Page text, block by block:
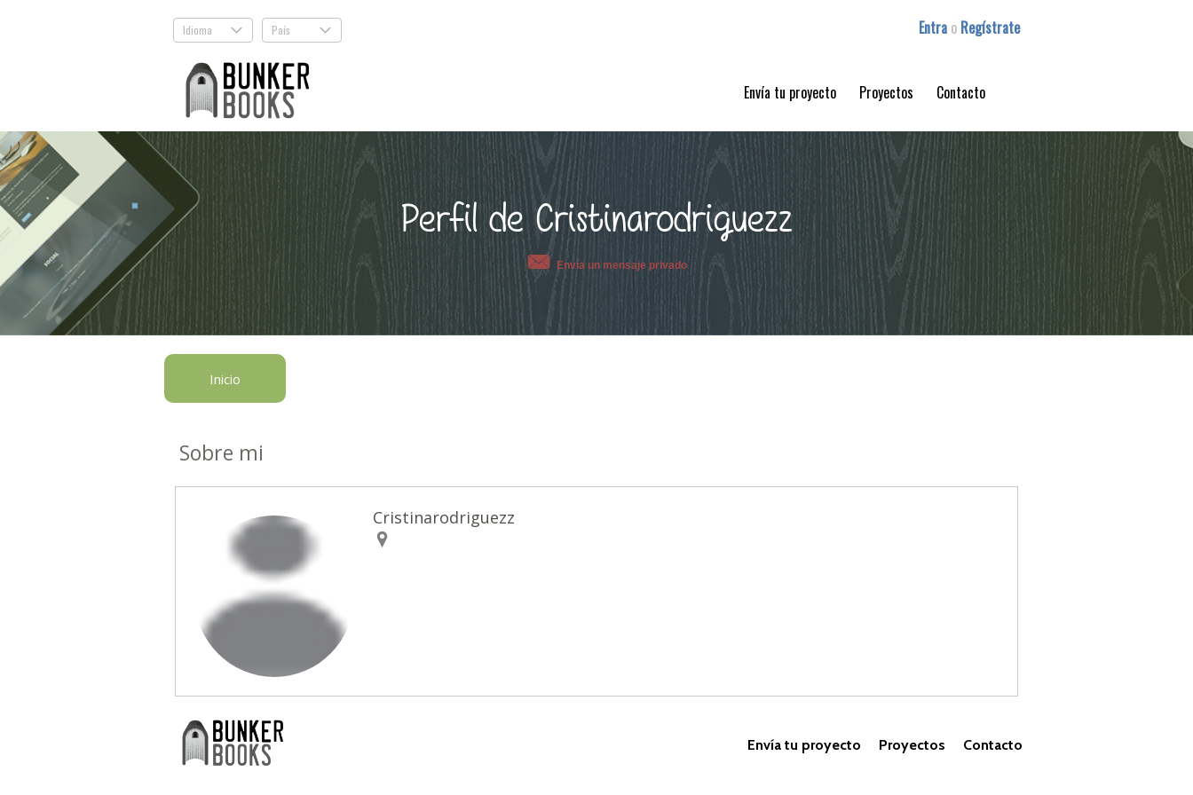
Idioma . País . Entra o Regístrate
Envía tu proyecto Proyectos Contacto
Perfil de Cristinarodriguezz
Envía un mensaje privado
Inicio
Sobre mi
Cristinarodriguezz
Contacto
Proyectos
Envía tu proyecto